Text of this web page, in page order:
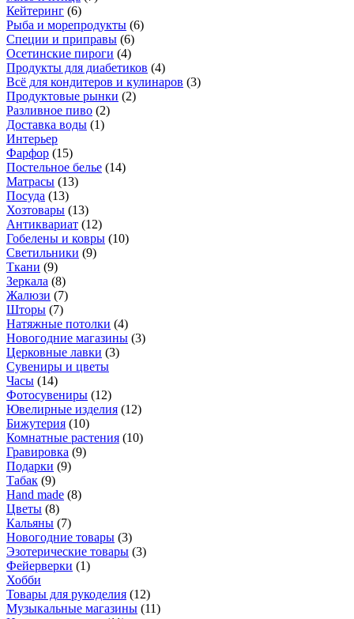
Кейтеринг (6)
Рыба и морепродукты (6)
Специи и приправы (6)
Осетинские пироги (4)
Продукты для диабетиков (4)
Всё для кондитеров и кулинаров (3)
Продуктовые рынки (2)
Разливное пиво (2)
Доставка воды (1)
Интерьер
Фарфор (15)
Постельное белье (14)
Матрасы (13)
Посуда (13)
Хозтовары (13)
Антиквариат (12)
Гобелены и ковры (10)
Светильники (9)
Ткани (9)
Зеркала (8)
Жалюзи (7)
Шторы (7)
Натяжные потолки (4)
Новогодние магазины (3)
Церковные лавки (3)
Сувениры и цветы
Часы (14)
Фотосувениры (12)
Ювелирные изделия (12)
Бижутерия (10)
Комнатные растения (10)
Гравировка (9)
Подарки (9)
Табак (9)
Hand made (8)
Цветы (8)
Кальяны (7)
Новогодние товары (3)
Эзотерические товары (3)
Фейерверки (1)
Хобби
Товары для рукоделия (12)
Музыкальные магазины (11)